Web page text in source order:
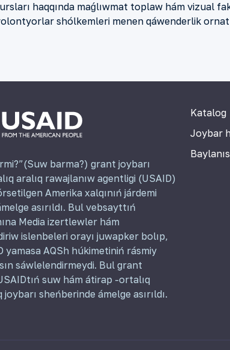
haqqında maǵlıwmat toplaw hám vizual
shólkemleri menen qáwenderlik ornat
barma?) grant joybarı
aralıq rawajlanıw agentligi (USAID)
Amerika xalqınıń járdemi
asırıldı. Bul vebsayttıń
Media izertlewler hám
islenbeleri orayı juwapker bolıp,
yamasa AQSh húkimetiniń rásmiy
sáwlelendirmeydi. Bul grant
suw hám átirap -ortalıq
joybarı sheńberinde ámelge asırıldı.
Katalog
Joybar
Baylanıs